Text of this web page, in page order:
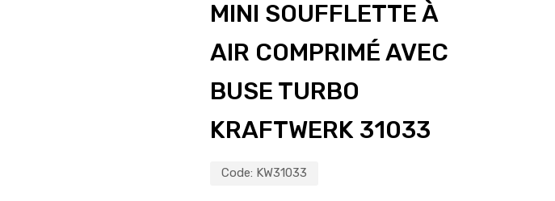
MINI SOUFFLETTE À
AIR COMPRIMÉ AVEC
BUSE TURBO
KRAFTWERK 31033
Code: KW31033